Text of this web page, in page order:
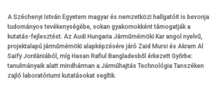
A Széchenyi István Egyetem magyar és nemzetközi hallgatóit is bevonja
tudományos tevékenységébe, sokan gyakornokként támogatják a
kutatás-fejlesztést. Az Audi Hungaria Járműmérnöki Kar angol nyelvű,
projektalapú járműmérnöki alapképzésére járó Zaid Mursi és Akram Al
Saify Jordániából, míg Hasan Rafiul Bangladesből érkezett Győrbe:
tanulmányaik alatt mindhárman a Járműhajtás Technológia Tanszéken
zajló laboratóriumi kutatásokat segítik.